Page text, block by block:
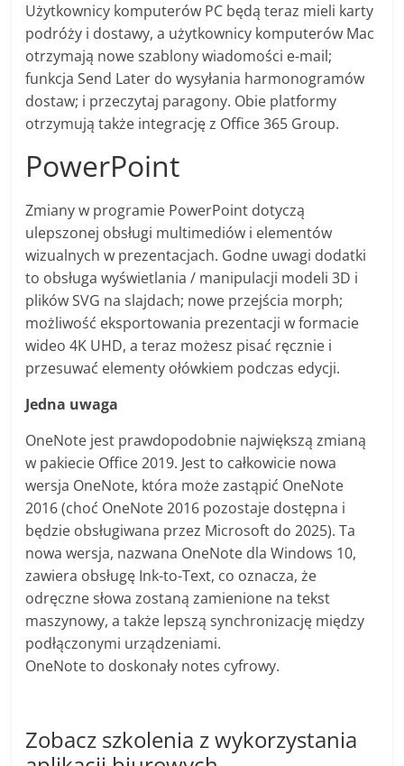
Użytkownicy komputerów PC będą teraz mieli karty
podróży i dostawy, a użytkownicy komputerów Mac
otrzymają nowe szablony wiadomości e-mail;
funkcjaSend Later do wysyłania harmonogramów
dostaw; i przeczytaj paragony. Obie platformy
otrzymują także integrację z Office 365 Group.
PowerPoint
Zmiany w programie PowerPoint dotyczą
ulepszonej obsługi multimediów i elementów
wizualnych w prezentacjach. Godne uwagi dodatki
to obsługa wyświetlania / manipulacji modeli3D i
plikówSVG na slajdach; nowe przejścia morph;
możliwość eksportowania prezentacji w formacie
wideo4K UHD, a teraz możesz pisać ręcznie i
przesuwać elementy ołówkiem podczas edycji.
Jedna uwaga
OneNote jest prawdopodobnie największą zmianą
w pakiecie Office 2019. Jest to całkowicie nowa
wersja OneNote, która może zastąpić OneNote
2016 (choć OneNote 2016 pozostaje dostępna i
będzie obsługiwana przez Microsoft do 2025). Ta
nowa wersja, nazwana OneNote dla Windows 10,
zawiera obsługę Ink-to-Text, co oznacza, że ​​
odręczne słowa zostaną zamienione na tekst
maszynowy, a także lepszą synchronizację między
podłączonymi urządzeniami.
OneNote to doskonały notes cyfrowy.
Zobacz szkolenia z wykorzystania